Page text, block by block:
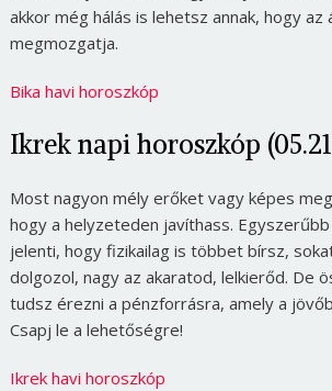
akkor még hálás is lehetsz annak, hogy az
megmozgatja.
Bika havi horoszkóp
Ikrek napi horoszkóp
Most nagyon mély erőket vagy képes
hogy a helyzeteden javíthass.
jelenti, hogy fizikailag is többet bírsz,
dolgozol, nagy az akaratod, lelkierőd. De
tudsz érezni a pénzforrásra, amely a
Csapj le a lehetőségre!
Ikrek havi horoszkóp